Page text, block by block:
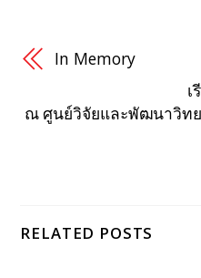
In Memory
เ
ณ ศูนย์วิจัยและพัฒนาวิท
RELATED POSTS